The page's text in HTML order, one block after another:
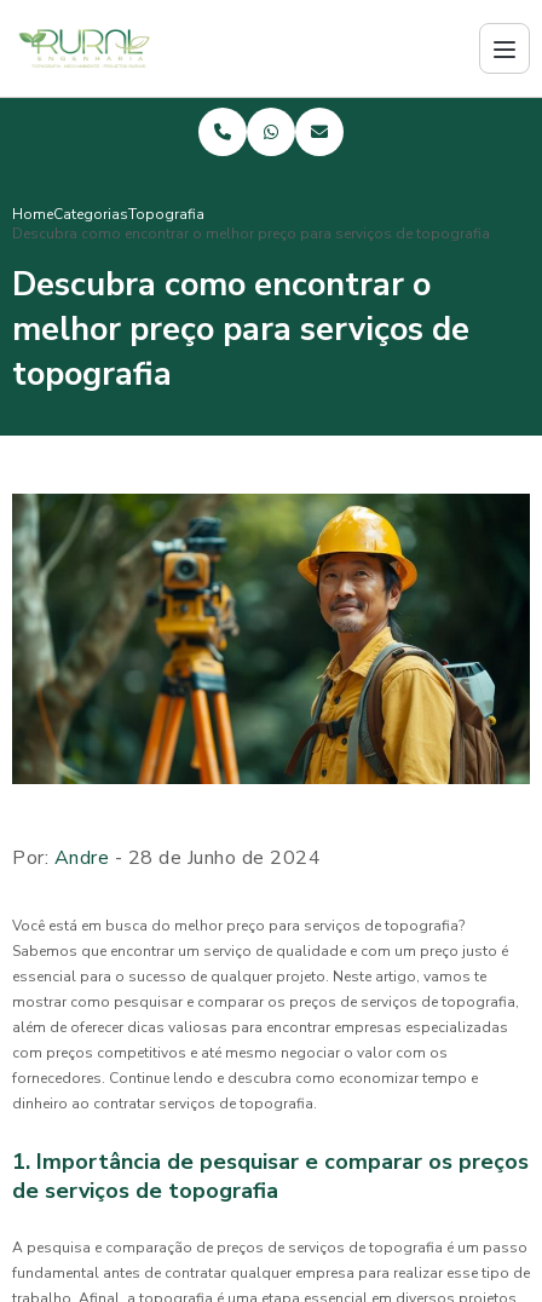
HomeCategoriasTopografia
Descubra como encontrar o melhor preço para serviços de topografia
Descubra como encontrar o
melhor preço para serviços de
topografia
Por: Andre - 28 de Junho de 2024
Você está em busca do melhor preço para serviços de topografia?
Sabemos que encontrar um serviço de qualidade e com um preço justo é
essencial para o sucesso de qualquer projeto. Neste artigo, vamos te
mostrar como pesquisar e comparar os preços de serviços de topografia,
além de oferecer dicas valiosas para encontrar empresas especializadas
com preços competitivos e até mesmo negociar o valor com os
fornecedores. Continue lendo e descubra como economizar tempo e
dinheiro ao contratar serviços de topografia.
1. Importância de pesquisar e comparar os preços
de serviços de topografia
A pesquisa e comparação de preços de serviços de topografia é um passo
fundamental antes de contratar qualquer empresa para realizar esse tipo de
trabalho. Afinal, a topografia é uma etapa essencial em diversos projetos,